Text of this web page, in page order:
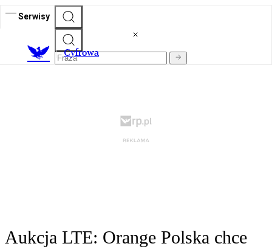
Serwisy
Cyfrowa
Aukcja LTE: Orange Polska chce